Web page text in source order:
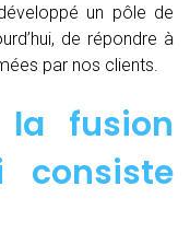
un pôle de
de répondre à
par nos clients.
la fusion
consiste